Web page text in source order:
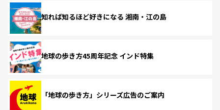
知れば知るほど好きになる 湘南・江の島
地球の歩き方45周年記念 インド特集
「地球の歩き方」シリーズ広告のご案内